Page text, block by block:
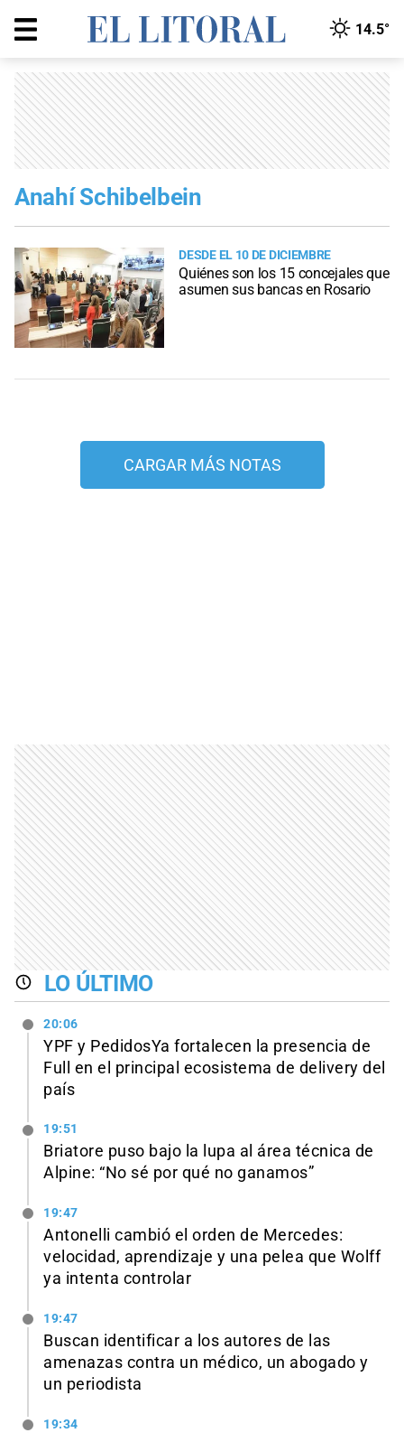
14.5°
Anahí Schibelbein
DESDE EL 10 DE DICIEMBRE
Quiénes son los 15 concejales que
asumen sus bancas en Rosario
CARGAR MÁS NOTAS
LO ÚLTIMO
20:06
YPF y PedidosYa fortalecen la presencia de
Full en el principal ecosistema de delivery del
país
19:51
Briatore puso bajo la lupa al área técnica de
Alpine: “No sé por qué no ganamos”
19:47
Antonelli cambió el orden de Mercedes:
velocidad, aprendizaje y una pelea que Wolff
ya intenta controlar
19:47
Buscan identificar a los autores de las
amenazas contra un médico, un abogado y
un periodista
19:34